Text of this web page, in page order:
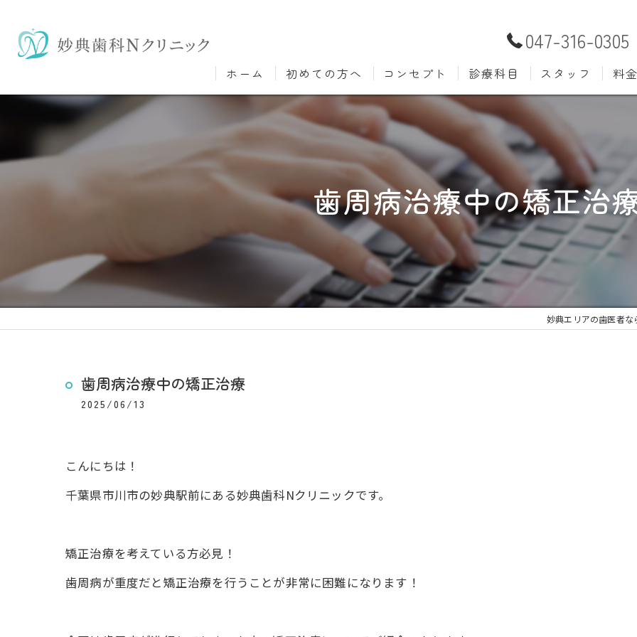
047-316-0305
ホーム 初めての方へ コンセプト 診療科目
むし歯治療
小児歯科
口腔外科 歯周病
ホワイトニング 歯科検
審美歯科 根管治療
知覚過敏
子ども
スタッフ 料
歯周病治療中の矯正治
妙典エリアの歯医者な
歯周病治療中の矯正治療
2025/06/13
こんにちは！
千葉県市川市の妙典駅前にある妙典歯科Nクリニックです。
矯正治療を考えている方必見！
歯周病が重度だと矯正治療を行うことが非常に困難になります！